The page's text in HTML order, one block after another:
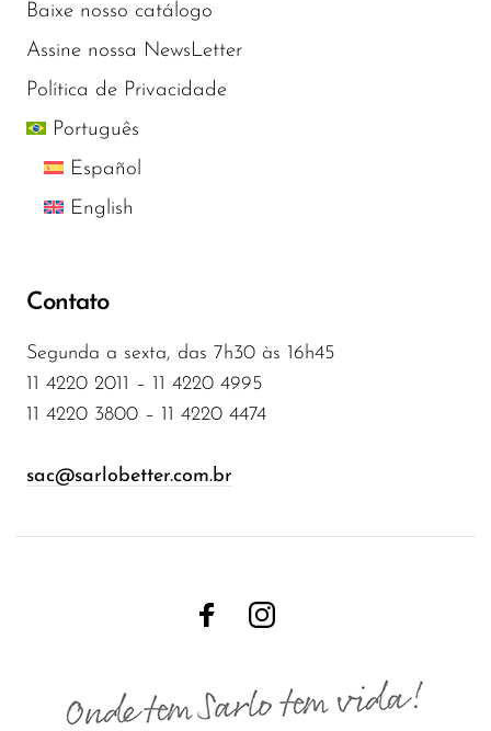
Baixe nosso catálogo
Assine nossa NewsLetter
Política de Privacidade
Português
Español
English
Contato
Segunda a sexta, das 7h30 às 16h45
11 4220 2011 – 11 4220 4995
11 4220 3800 – 11 4220 4474
sac@sarlobetter.com.br